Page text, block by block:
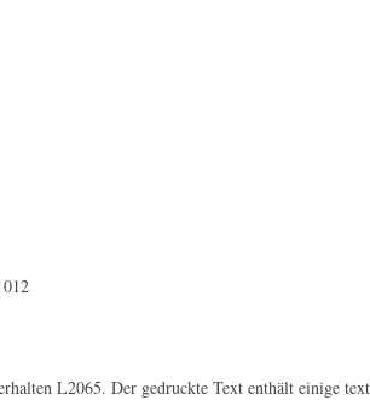
L2065. Der gedruckte Text enthält einige